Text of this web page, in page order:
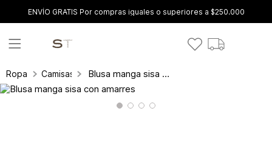
ENVÍO GRATIS Por compras iguales o superiores a $250.000
Ropa Camisas y blusas Blusa manga sisa con amarres